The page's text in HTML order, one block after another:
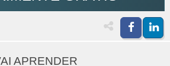
APRENDER